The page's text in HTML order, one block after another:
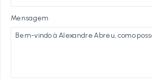
Mensagem